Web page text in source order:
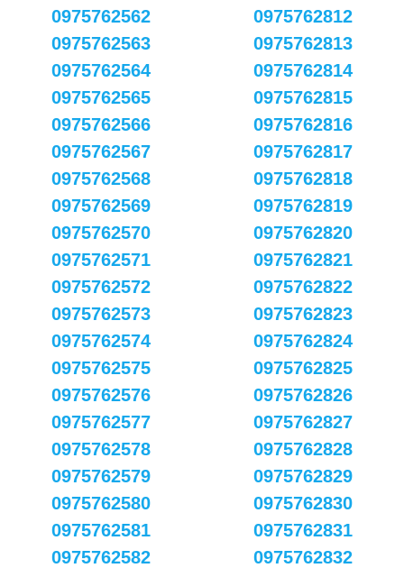
0975762562
0975762563
0975762564
0975762565
0975762566
0975762567
0975762568
0975762569
0975762570
0975762571
0975762572
0975762573
0975762574
0975762575
0975762576
0975762577
0975762578
0975762579
0975762580
0975762581
0975762582
0975762812
0975762813
0975762814
0975762815
0975762816
0975762817
0975762818
0975762819
0975762820
0975762821
0975762822
0975762823
0975762824
0975762825
0975762826
0975762827
0975762828
0975762829
0975762830
0975762831
0975762832